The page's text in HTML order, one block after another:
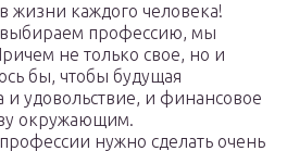
каждого человека!
выбираем профессию, мы
не только свое, но и
бы, чтобы будущая
и удовольствие, и финансовое
окружающим.
нужно сделать очень